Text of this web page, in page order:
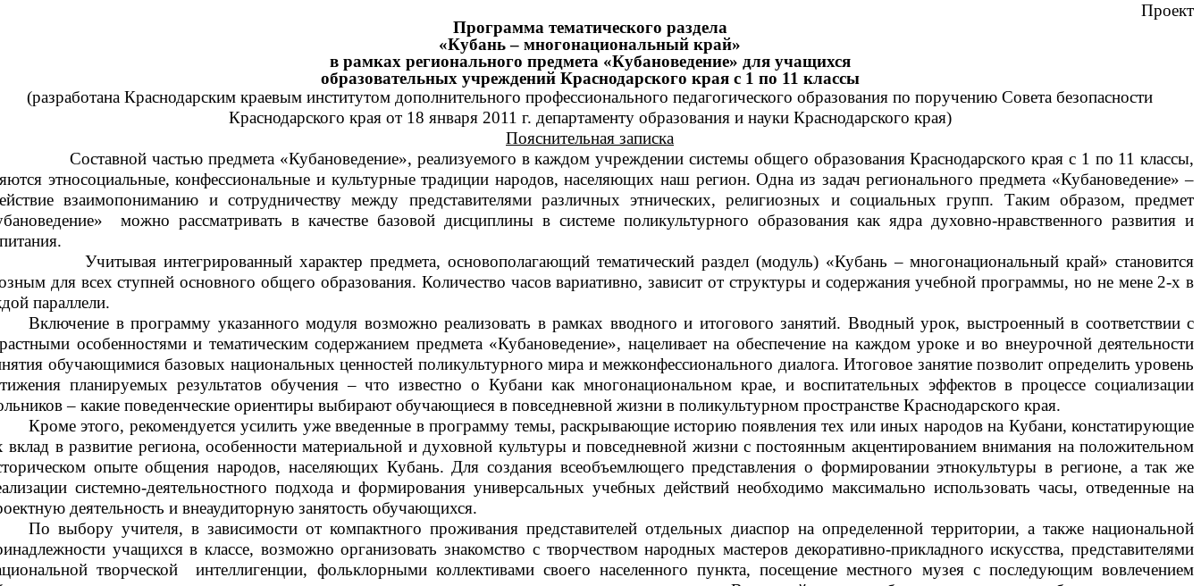
Проект
Программа тематического раздела
«Кубань – многонациональный край»
в рамках регионального предмета «Кубановедение» для учащихся
образовательных учреждений Краснодарского края с 1 по 11 классы
(разработана Краснодарским краевым институтом дополнительного профессионального педагогического образования по поручению Совета безопасности
Краснодарского края от 18 января 2011 г. департаменту образования и науки Краснодарского края)
Пояснительная записка
Составной частью предмета «Кубановедение», реализуемого в каждом учреждении системы общего образования Краснодарского края с 1 по 11 классы,
этносоциальные, конфессиональные и культурные традиции народов, населяющих наш регион. Одна из задач регионального предмета «Кубановедение» –
взаимопониманию и сотрудничеству между представителями различных этнических, религиозных и социальных групп. Таким образом, предмет
можно рассматривать в качестве базовой дисциплины в системе поликультурного образования как ядра духовно-нравственного развития и
Учитывая интегрированный характер предмета, основополагающий тематический раздел (модуль) «Кубань – многонациональный край» становится
для всех ступней основного общего образования. Количество часов вариативно, зависит от структуры и содержания учебной программы, но не мене 2-х в
параллели.
Включение в программу указанного модуля возможно реализовать в рамках вводного и итогового занятий. Вводный урок, выстроенный в соответствии с
особенностями и тематическим содержанием предмета «Кубановедение», нацеливает на обеспечение на каждом уроке и во внеурочной деятельности
обучающимися базовых национальных ценностей поликультурного мира и межконфессионального диалога. Итоговое занятие позволит определить уровень
планируемых результатов обучения – что известно о Кубани как многонациональном крае, и воспитательных эффектов в процессе социализации
– какие поведенческие ориентиры выбирают обучающиеся в повседневной жизни в поликультурном пространстве Краснодарского края.
Кроме этого, рекомендуется усилить уже введенные в программу темы, раскрывающие историю появления тех или иных народов на Кубани, констатирующие
вклад в развитие региона, особенности материальной и духовной культуры и повседневной жизни с постоянным акцентированием внимания на положительном
опыте общения народов, населяющих Кубань. Для создания всеобъемлющего представления о формировании этнокультуры в регионе, а так же
системно-деятельностного подхода и формирования универсальных учебных действий необходимо максимально использовать часы, отведенные на
деятельность и внеаудиторную занятость обучающихся.
По выбору учителя, в зависимости от компактного проживания представителей отдельных диаспор на определенной территории, а также национальной
учащихся в классе, возможно организовать знакомство с творчеством народных мастеров декоративно-прикладного искусства, представителями
творческой интеллигенции, фольклорными коллективами своего населенного пункта, посещение местного музея с последующим вовлечением